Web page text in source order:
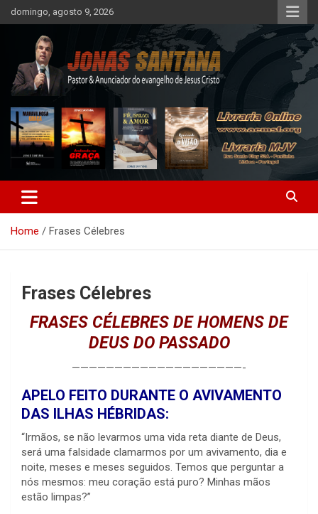
Skip
to
domingo, agosto 9, 2026
AEMSF – Levando a Palavra
Home Frases Célebres
Frases Célebres
FRASES CÉLEBRES DE HOMENS DE
DEUS DO PASSADO
————————————————————-
APELO FEITO DURANTE O AVIVAMENTO
DAS ILHAS HÉBRIDAS:
“Irmãos, se não levarmos uma vida reta diante de Deus,
será uma falsidade clamarmos por um avivamento, dia e
noite, meses e meses seguidos. Temos que perguntar a
nós mesmos: meu coração está puro? Minhas mãos
estão limpas?”